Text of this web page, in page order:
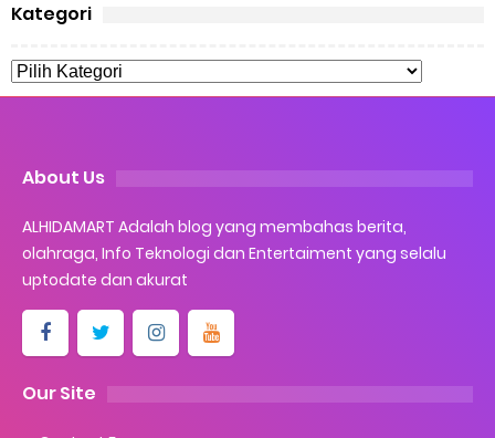
Kategori
About Us
ALHIDAMART Adalah blog yang membahas berita,
olahraga, Info Teknologi dan Entertaiment yang selalu
uptodate dan akurat
Our Site